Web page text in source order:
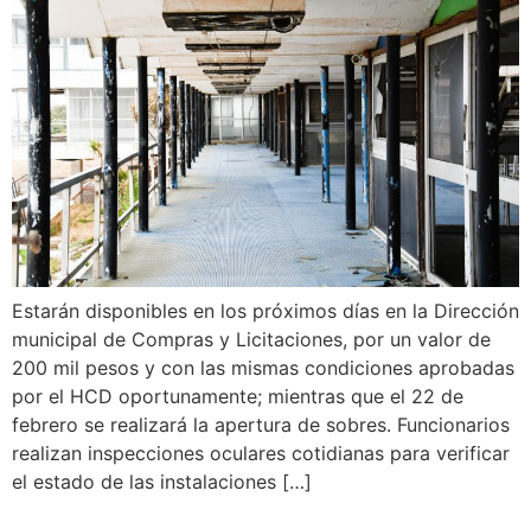
Estarán disponibles en los próximos días en la Dirección
municipal de Compras y Licitaciones, por un valor de
200 mil pesos y con las mismas condiciones aprobadas
por el HCD oportunamente; mientras que el 22 de
febrero se realizará la apertura de sobres. Funcionarios
realizan inspecciones oculares cotidianas para verificar
el estado de las instalaciones […]